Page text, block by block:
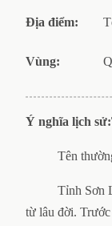
Địa điểm:
Vùng:
Ý nghĩa lịch sử:
Tên thường
Tỉnh Sơn La
từ lâu đời.